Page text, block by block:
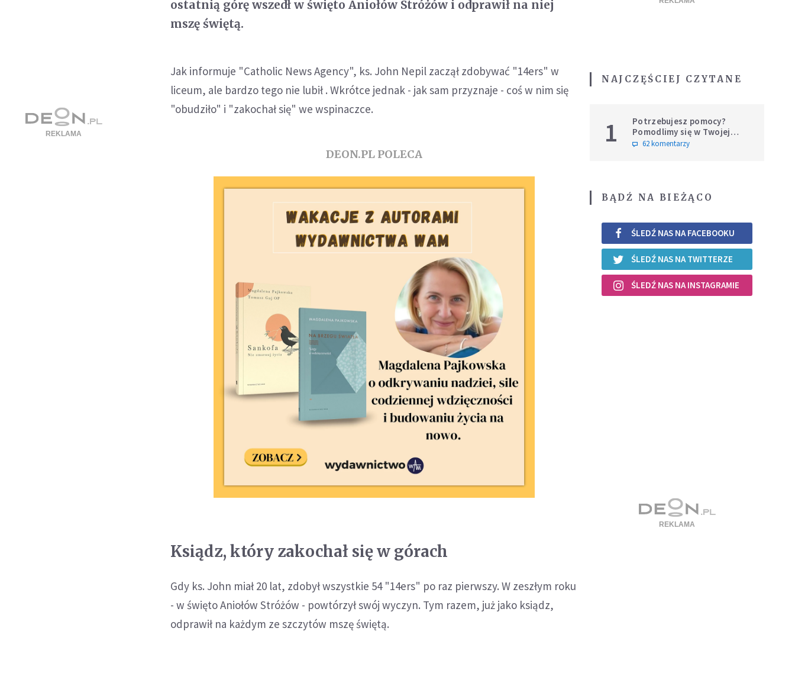
ostatnią górę wszedł w święto Aniołów Stróżów i odprawił na niej
mszę świętą.
Jak informuje "Catholic News Agency", ks. John Nepil zaczął zdobywać "14ers" w
liceum, ale bardzo tego nie lubił . Wkrótce jednak - jak sam przyznaje - coś w nim się
"obudziło" i "zakochał się" we wspinaczce.
DEON.PL POLECA
Ksiądz, który zakochał się w górach
Gdy ks. John miał 20 lat, zdobył wszystkie 54 "14ers" po raz pierwszy. W zeszłym roku
- w święto Aniołów Stróżów - powtórzył swój wyczyn. Tym razem, już jako ksiądz,
odprawił na każdym ze szczytów mszę świętą.
NAJCZĘŚCIEJ CZYTANE
1
Potrzebujesz pomocy?
Pomodlimy się w Twojej
intencji
62 komentarzy
BĄDŹ NA BIEŻĄCO
ŚLEDŹ NAS NA FACEBOOKU
ŚLEDŹ NAS NA TWITTERZE
ŚLEDŹ NAS NA INSTAGRAMIE